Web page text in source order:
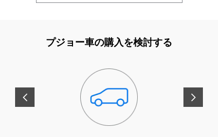
プジョー車の購入を検討する
前へ 次へ